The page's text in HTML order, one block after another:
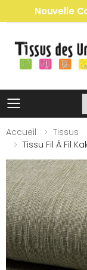
Nouvelle
Toggle
Accueil
Tissus
Tissu Fil À Fil